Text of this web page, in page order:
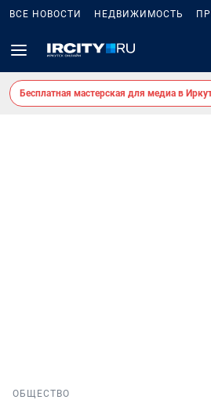
ВСЕ НОВОСТИ НЕДВИЖИМОСТЬ
Бесплатная мастерская для медиа в
ОБЩЕСТВО